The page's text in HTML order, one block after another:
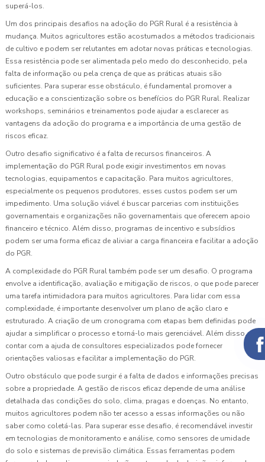
superá-los.
Um dos principais desafios na adoção do PGR Rural é a resistência à
mudança. Muitos agricultores estão acostumados a métodos tradicionais
de cultivo e podem ser relutantes em adotar novas práticas e tecnologias.
Essa resistência pode ser alimentada pelo medo do desconhecido, pela
falta de informação ou pela crença de que as práticas atuais são
suficientes. Para superar esse obstáculo, é fundamental promover a
educação e a conscientização sobre os benefícios do PGR Rural. Realizar
workshops, seminários e treinamentos pode ajudar a esclarecer as
vantagens da adoção do programa e a importância de uma gestão de
riscos eficaz.
Outro desafio significativo é a falta de recursos financeiros. A
implementação do PGR Rural pode exigir investimentos em novas
tecnologias, equipamentos e capacitação. Para muitos agricultores,
especialmente os pequenos produtores, esses custos podem ser um
impedimento. Uma solução viável é buscar parcerias com instituições
governamentais e organizações não governamentais que oferecem apoio
financeiro e técnico. Além disso, programas de incentivo e subsídios
podem ser uma forma eficaz de aliviar a carga financeira e facilitar a adoção
do PGR.
A complexidade do PGR Rural também pode ser um desafio. O programa
envolve a identificação, avaliação e mitigação de riscos, o que pode parecer
uma tarefa intimidadora para muitos agricultores. Para lidar com essa
complexidade, é importante desenvolver um plano de ação claro e
estruturado. A criação de um cronograma com etapas bem definidas pode
ajudar a simplificar o processo e torná-lo mais gerenciável. Além disso,
contar com a ajuda de consultores especializados pode fornecer
orientações valiosas e facilitar a implementação do PGR.
Outro obstáculo que pode surgir é a falta de dados e informações precisas
sobre a propriedade. A gestão de riscos eficaz depende de uma análise
detalhada das condições do solo, clima, pragas e doenças. No entanto,
muitos agricultores podem não ter acesso a essas informações ou não
saber como coletá-las. Para superar esse desafio, é recomendável investir
em tecnologias de monitoramento e análise, como sensores de umidade
do solo e sistemas de previsão climática. Essas ferramentas podem